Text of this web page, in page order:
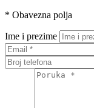
* Obavezna polja
Ime i prezime